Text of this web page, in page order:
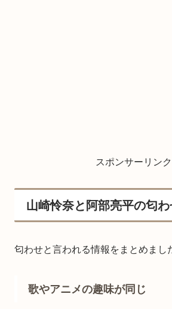
スポンサーリンク
山崎怜奈と阿部亮平の匂わ
匂わせと言われる情報をまとめまし
歌やアニメの趣味が同じ